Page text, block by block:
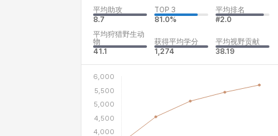
平均助攻
8.7
TOP 3
81.0%
平均排名
#2.0
平均狩猎野生动
物
41.1
获得平均学分
1,274
平均视野贡献
38.19